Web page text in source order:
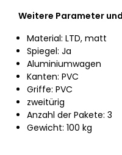
Weitere Parameter
Material: LTD, matt
Spiegel: Ja
Aluminiumwagen
Kanten: PVC
Griffe: PVC
zweitürig
Anzahl der Pakete: 3
Gewicht: 100 kg